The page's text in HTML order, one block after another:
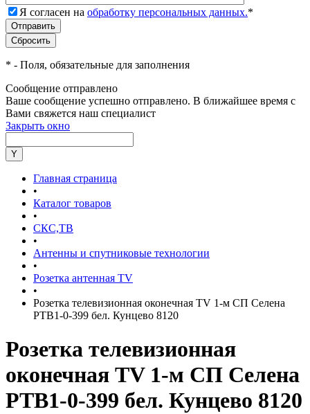
Я согласен на обработку персональных данных.*
* - Поля, обязательные для заполнения
Сообщение отправлено
Ваше сообщение успешно отправлено. В ближайшее время с
Вами свяжется наш специалист
Закрыть окно
Главная страница
•
Каталог товаров
•
СКС,ТВ
•
Антенны и спутниковые технологии
•
Розетка антенная TV
•
Розетка телевизионная оконечная TV 1-м СП Селена
РТВ1-0-399 бел. Кунцево 8120
Розетка телевизионная
оконечная TV 1-м СП Селена
РТВ1-0-399 бел. Кунцево 8120